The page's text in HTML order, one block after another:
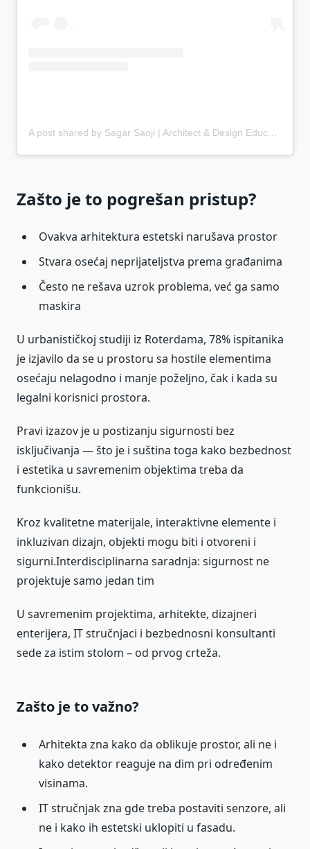
A post shared by Sagar Saoji | Architect & Design Educator (@f.y.i.arch)
Zašto je to pogrešan pristup?
Ovakva arhitektura estetski narušava prostor
Stvara osećaj neprijateljstva prema građanima
Često ne rešava uzrok problema, već ga samo
maskira
U urbanističkoj studiji iz Roterdama, 78% ispitanika
je izjavilo da se u prostoru sa hostile elementima
osećaju nelagodno i manje poželjno, čak i kada su
legalni korisnici prostora.
Pravi izazov je u postizanju sigurnosti bez
isključivanja — što je i suština toga kako bezbednost
i estetika u savremenim objektima treba da
funkcionišu.
Kroz kvalitetne materijale, interaktivne elemente i
inkluzivan dizajn, objekti mogu biti i otvoreni i
sigurni.Interdisciplinarna saradnja: sigurnost ne
projektuje samo jedan tim
U savremenim projektima, arhitekte, dizajneri
enterijera, IT stručnjaci i bezbednosni konsultanti
sede za istim stolom – od prvog crteža.
Zašto je to važno?
Arhitekta zna kako da oblikuje prostor, ali ne i
kako detektor reaguje na dim pri određenim
visinama.
IT stručnjak zna gde treba postaviti senzore, ali
ne i kako ih estetski uklopiti u fasadu.